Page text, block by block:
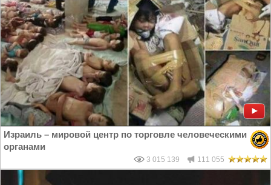
Израиль – мировой центр по торговле человеческими
органами
3 015 139 111 055